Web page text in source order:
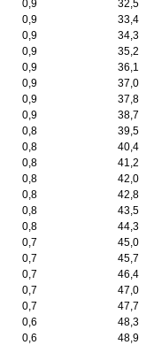
0,9 32,5
0,9 33,4
0,9 34,3
0,9 35,2
0,9 36,1
0,9 37,0
0,9 37,8
0,9 38,7
0,8 39,5
0,8 40,4
0,8 41,2
0,8 42,0
0,8 42,8
0,8 43,5
0,8 44,3
0,7 45,0
0,7 45,7
0,7 46,4
0,7 47,0
0,7 47,7
0,6 48,3
0,6 48,9